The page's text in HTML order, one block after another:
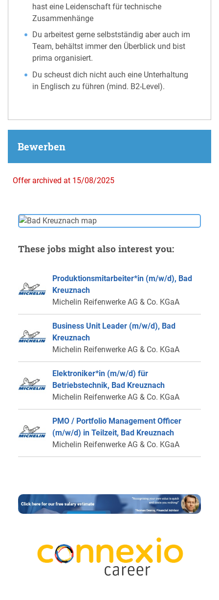
hast eine Leidenschaft für technische
Zusammenhänge
Du arbeitest gerne selbstständig aber auch im
Team, behältst immer den Überblick und bist
prima organisiert.
Du scheust dich nicht auch eine Unterhaltung
in Englisch zu führen (mind. B2-Level).
Bewerben
Offer archived at 15/08/2025
These jobs might also interest you:
Produktionsmitarbeiter*in (m/w/d), Bad
Kreuznach
Michelin Reifenwerke AG & Co. KGaA
Business Unit Leader (m/w/d), Bad
Kreuznach
Michelin Reifenwerke AG & Co. KGaA
Elektroniker*in (m/w/d) für
Betriebstechnik, Bad Kreuznach
Michelin Reifenwerke AG & Co. KGaA
PMO / Portfolio Management Officer
(m/w/d) in Teilzeit, Bad Kreuznach
Michelin Reifenwerke AG & Co. KGaA